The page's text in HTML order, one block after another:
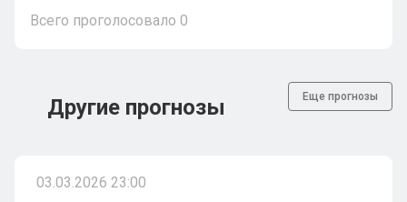
Всего проголосовало 0
Другие прогнозы Еще прогнозы
03.03.2026 23:00